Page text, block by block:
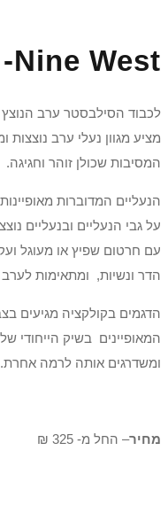
Nine West- נעלי סילבסטר
לכבוד הסילבסטר ערב
מציע מגוון נעלי ערב נוצצות
המסיבות שכולן זוהר וחגיגה.
הנעליים המדוברות
על גבי הנעליים ובנעליים
עם חרטום שפיץ או מעוגל
הדר ונשיות, ומתאימות
הדגמים בקולקציה מגיעים
המאופיינים בשיק הייחודי
ומשדרגים אותה לרמה אחרת.
מחיר– החל מ- 325 ₪